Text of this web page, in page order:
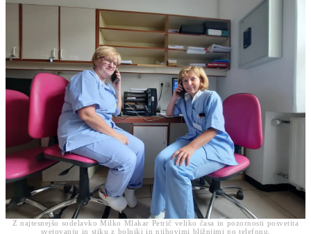
Z najtesnejšo sodelavko Milko Mlakar Petrič veliko časa in pozornosti posvetita
svetovanju in stiku z bolniki in njihovimi bližnjimi po telefonu.